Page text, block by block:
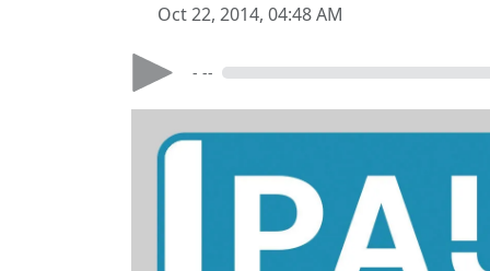
Oct 22, 2014, 04:48 AM
- --